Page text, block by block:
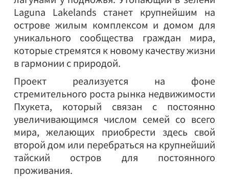
Laguna Lakelands станет крупнейшим на
острове жилым комплексом и домом для
уникального сообщества граждан мира,
которые стремятся к новому качеству жизни
в гармонии с природой.
Проект реализуется на фоне
стремительного роста рынка недвижимости
Пхукета, который связан с постоянно
увеличивающимся числом семей со всего
мира, желающих приобрести здесь свой
второй дом или перебраться на крупнейший
тайский остров для постоянного
проживания.